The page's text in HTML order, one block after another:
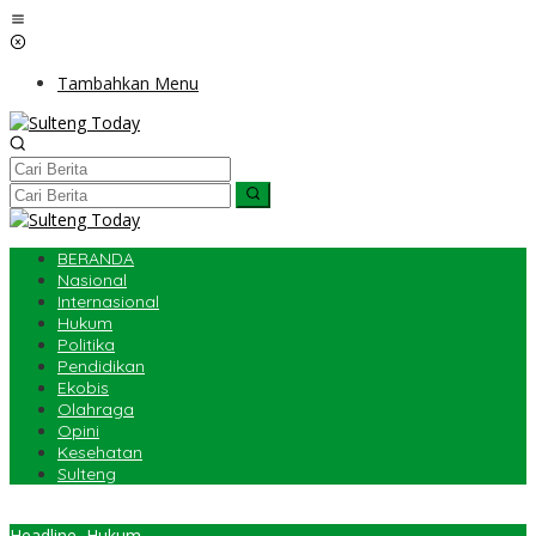
Lewati
ke
Tambahkan Menu
BERANDA
Nasional
Internasional
Hukum
Politika
Pendidikan
Ekobis
Olahraga
Opini
Kesehatan
Sulteng